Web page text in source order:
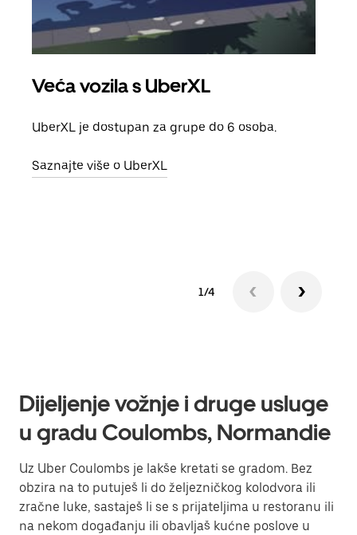
Veća vozila s UberXL
UberXL je dostupan za grupe do 6 osoba.
Saznajte više o UberXL
1/4
Dijeljenje vožnje i druge usluge
u gradu Coulombs, Normandie
Uz Uber Coulombs je lakše kretati se gradom. Bez
obzira na to putuješ li do željezničkog kolodvora ili
zračne luke, sastaješ li se s prijateljima u restoranu ili
na nekom događanju ili obavljaš kućne poslove u